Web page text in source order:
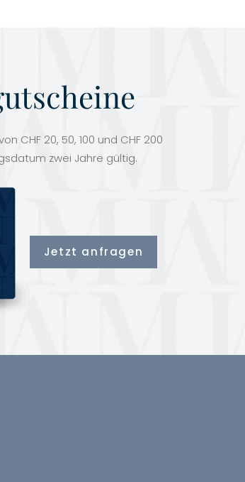
CHF 20, 50, 100 und CHF 200
zwei Jahre gültig.
Jetzt anfragen